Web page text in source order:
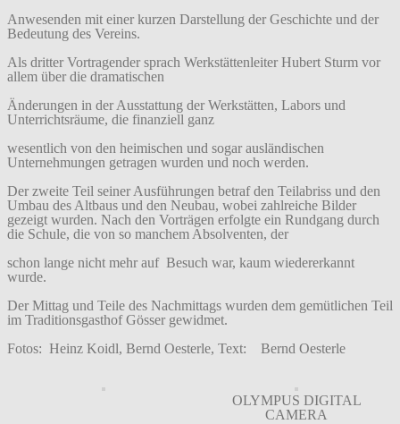
Anwesenden mit einer kurzen Darstellung der Geschichte und der
Bedeutung des Vereins.
Als dritter Vortragender sprach Werkstättenleiter Hubert Sturm vor
allem über die dramatischen
Änderungen in der Ausstattung der Werkstätten, Labors und
Unterrichtsräume, die finanziell ganz
wesentlich von den heimischen und sogar ausländischen
Unternehmungen getragen wurden und noch werden.
Der zweite Teil seiner Ausführungen betraf den Teilabriss und den
Umbau des Altbaus und den Neubau, wobei zahlreiche Bilder
gezeigt wurden. Nach den Vorträgen erfolgte ein Rundgang durch
die Schule, die von so manchem Absolventen, der
schon lange nicht mehr auf Besuch war, kaum wiedererkannt
wurde.
Der Mittag und Teile des Nachmittags wurden dem gemütlichen Teil
im Traditionsgasthof Gösser gewidmet.
Fotos: Heinz Koidl, Bernd Oesterle, Text: Bernd Oesterle
OLYMPUS DIGITAL
CAMERA